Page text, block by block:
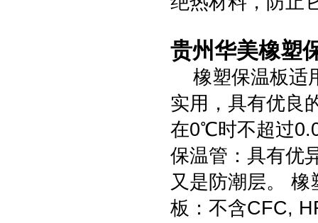
贵州华美橡塑
橡塑保温板适
实用，具有优良
在0℃时不超过
保温管：具有优
又是防潮层。
板：不含CFC,